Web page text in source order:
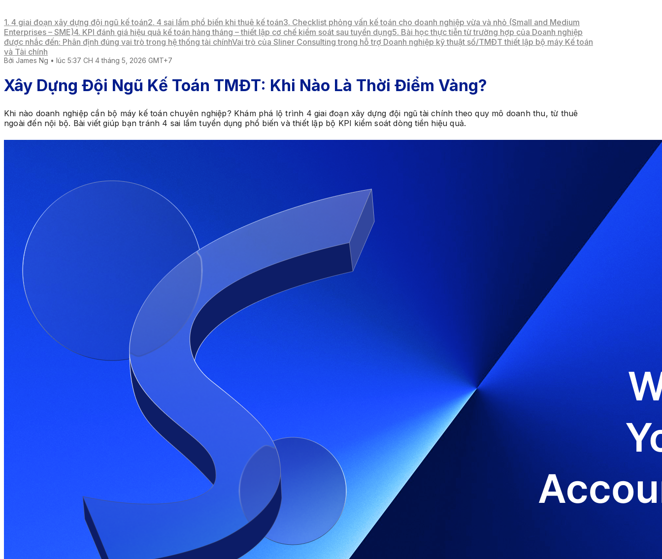
1. 4 giai đoạn xây dựng đội ngũ kế toán2. 4 sai lầm phổ biến khi thuê kế toán3. Checklist phỏng vấn kế toán cho doanh nghiệp vừa và nhỏ (Small and Medium
Enterprises – SME)4. KPI đánh giá hiệu quả kế toán hàng tháng – thiết lập cơ chế kiểm soát sau tuyển dụng5. Bài học thực tiễn từ trường hợp của Doanh nghiệp
được nhắc đến: Phân định đúng vai trò trong hệ thống tài chínhVai trò của Sliner Consulting trong hỗ trợ Doanh nghiệp kỹ thuật số/TMĐT thiết lập bộ máy Kế toán
và Tài chính
Bởi James Ng • lúc 5:37 CH 4 tháng 5, 2026 GMT+7
Xây Dựng Đội Ngũ Kế Toán TMĐT: Khi Nào Là Thời Điểm Vàng?
Khi nào doanh nghiệp cần bộ máy kế toán chuyên nghiệp? Khám phá lộ trình 4 giai đoạn xây dựng đội ngũ tài chính theo quy mô doanh thu, từ thuê
ngoài đến nội bộ. Bài viết giúp bạn tránh 4 sai lầm tuyển dụng phổ biến và thiết lập bộ KPI kiểm soát dòng tiền hiệu quả.